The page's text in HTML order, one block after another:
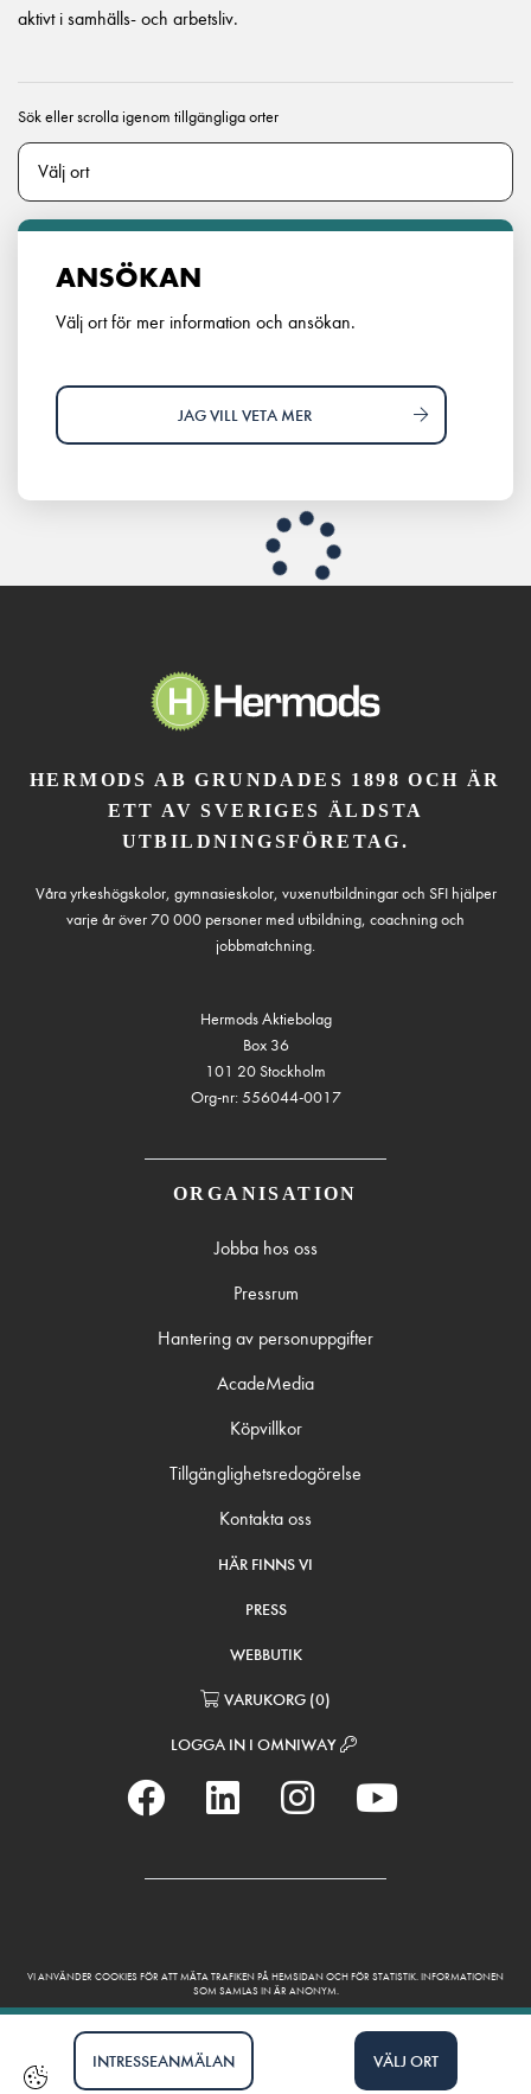
aktivt i samhälls- och arbetsliv.
Sök eller scrolla igenom tillgängliga orter
ANSÖKAN
Välj ort för mer information och ansökan.
JAG VILL VETA MER
INTRESSEANMÄLAN VÄLJ ORT
HERMODS AB GRUNDADES 1898 OCH ÄR
ETT AV SVERIGES ÄLDSTA
UTBILDNINGSFÖRETAG.
Våra yrkeshögskolor, gymnasieskolor, vuxenutbildningar och SFI hjälper
varje år över 70 000 personer med utbildning, coachning och
jobbmatchning.
Hermods Aktiebolag
Box 36
101 20 Stockholm
Org-nr: 556044-0017
ORGANISATION
Jobba hos oss
Pressrum
Hantering av personuppgifter
AcadeMedia
Köpvillkor
Tillgänglighetsredogörelse
Kontakta oss
HÄR FINNS VI
PRESS
WEBBUTIK
VARUKORG (0)
LOGGA IN I OMNIWAY
VI ANVÄNDER COOKIES FÖR ATT MÄTA TRAFIKEN PÅ HEMSIDAN OCH FÖR STATISTIK. INFORMATIONEN
SOM SAMLAS IN ÄR ANONYM.